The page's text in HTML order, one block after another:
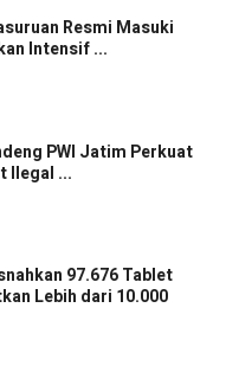
Resmi Masuki
Intensif ...
PWI Jatim Perkuat
Ilegal ...
97.676 Tablet
Lebih dari 10.000